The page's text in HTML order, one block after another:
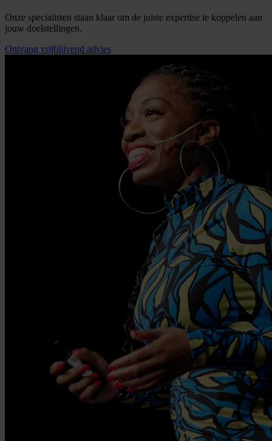
Onze specialisten staan klaar om de juiste expertise te koppelen aan
jouw doelstellingen.
Ontvang vrijblijvend advies